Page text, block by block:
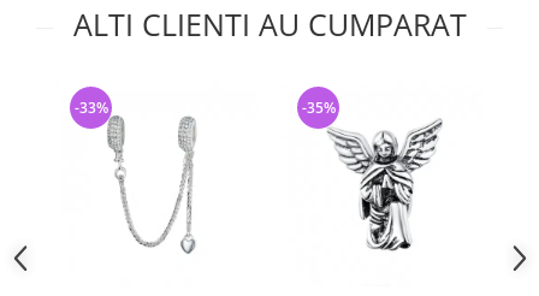
ALTI CLIENTI AU CUMPARAT
-33% -35%